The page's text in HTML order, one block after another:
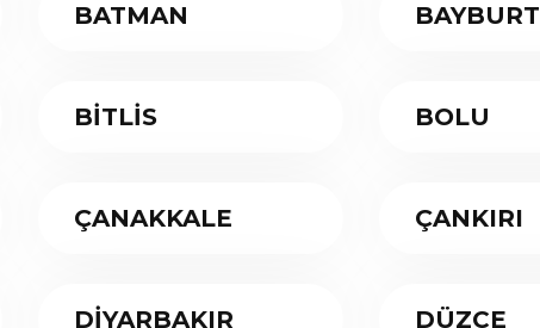
BATMAN BAYBURT
BİTLİS BOLU
ÇANAKKALE ÇANKIRI
DİYARBAKIR DÜZCE